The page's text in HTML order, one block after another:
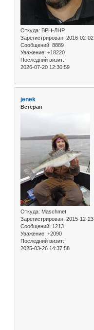
Откуда: ВРН-ЛНР
Зарегистрирован: 2016-02-02
Сообщений: 8889
Уважение: +18220
Последний визит:
2026-07-20 12:30:59
jenek
Ветеран
Откуда: Maschmet
Зарегистрирован: 2015-12-23
Сообщений: 1213
Уважение: +2090
Последний визит:
2025-03-26 14:37:58